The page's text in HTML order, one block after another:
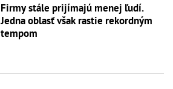
Firmy stále prijímajú menej ľudí.
Jedna oblasť však rastie rekordným
tempom